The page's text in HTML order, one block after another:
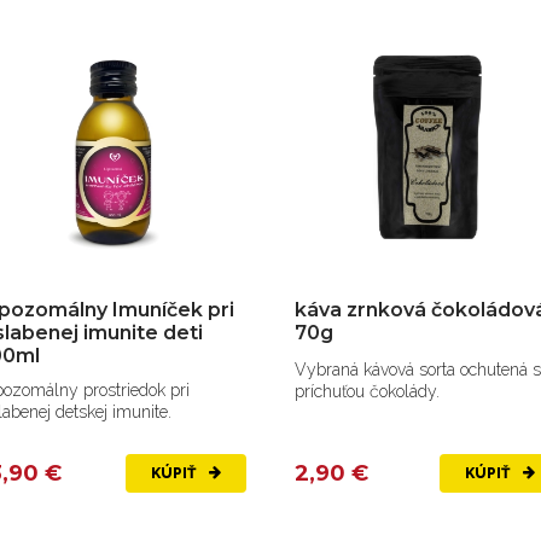
zrnková čokoládová
čokolády.
€ KÚPIŤ
káva zrnková Irish
70g
Vybraná kávová sorta s typickou
príchuťou whisky so smotanou.
2,90 € KÚPIŤ